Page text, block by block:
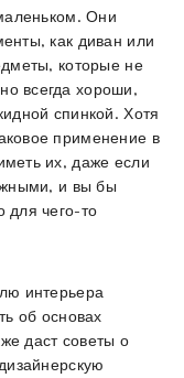
Они
как диван или
которые не
всегда хороши,
спинкой. Хотя
применение в
их, даже если
и вы бы
для чего-то
интерьера
об основах
даст советы о